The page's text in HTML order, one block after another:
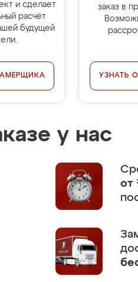
и сделает
расчёт
будущей
заказ в
УЗНАТЬ
у нас
от